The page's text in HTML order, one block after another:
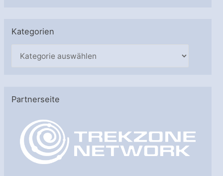
Kategorien
g
Partnerseite